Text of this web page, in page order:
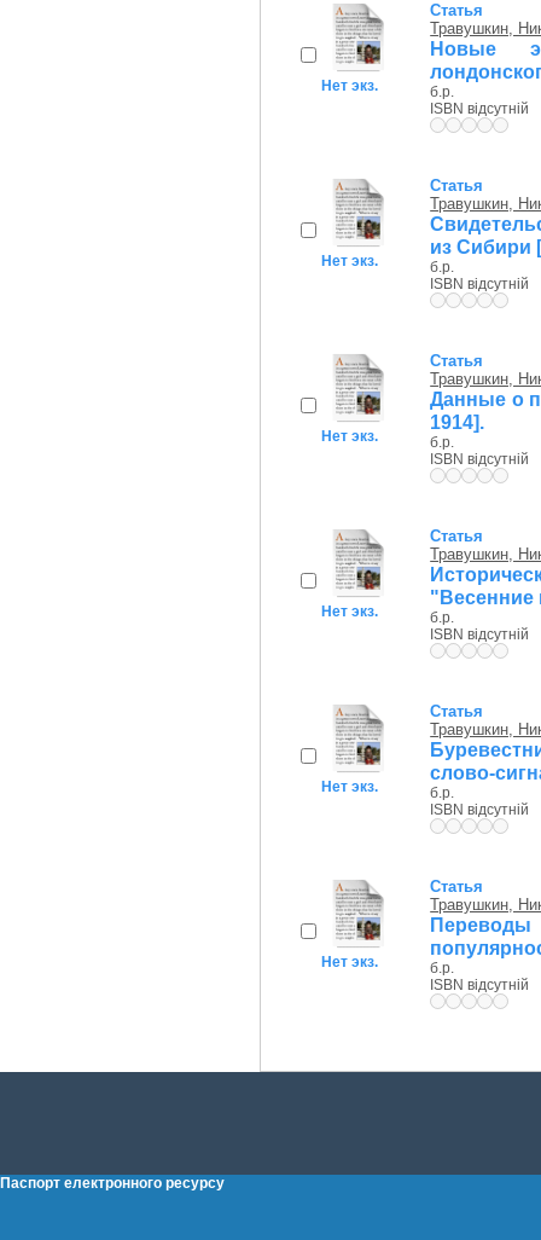
Нет экз.
Статья
Травушкин,
Новые
б.р.
ISBN відсутній
Нет экз.
Статья
Травушкин,
из Сибири
б.р.
ISBN відсутній
Нет экз.
Статья
Травушкин,
Данные о
1914].
б.р.
ISBN відсутній
Нет экз.
Статья
Травушкин,
б.р.
ISBN відсутній
Нет экз.
Статья
Травушкин,
слово-
б.р.
ISBN відсутній
Нет экз.
Статья
Травушкин,
б.р.
ISBN відсутній
Паспорт електронного ресурсу